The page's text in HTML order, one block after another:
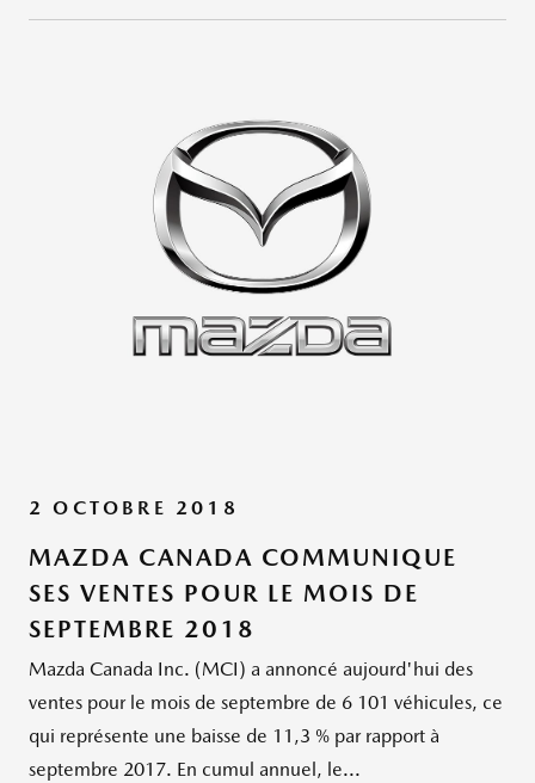
2 OCTOBRE 2018
MAZDA CANADA COMMUNIQUE
SES VENTES POUR LE MOIS DE
SEPTEMBRE 2018
Mazda Canada Inc. (MCI) a annoncé aujourd'hui des
ventes pour le mois de septembre de 6 101 véhicules, ce
qui représente une baisse de 11,3 % par rapport à
septembre 2017. En cumul annuel, le...